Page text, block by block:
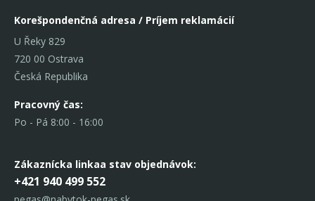
Korešpondenčná adresa / Príjem reklamácií
U Řeky 829
720 00 Ostrava
Česká Republika
Pracovný čas:
Po - Pá 8:00 - 16:00
Zákaznícka linkaa stav objednávok:
+421 940 499 552